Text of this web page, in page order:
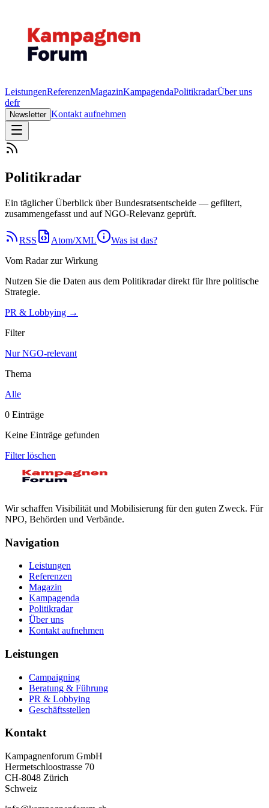
LeistungenReferenzenMagazinKampagendaPolitikradarÜber uns
defr
Newsletter Kontakt aufnehmen
Politikradar
Ein täglicher Überblick über Bundesratsentscheide — gefiltert,
zusammengefasst und auf NGO-Relevanz geprüft.
RSS Atom/XML
Was ist das?
Vom Radar zur Wirkung
Nutzen Sie die Daten aus dem Politikradar direkt für Ihre politische
Strategie.
PR & Lobbying →
Filter
Nur NGO-relevant
Thema
Alle
0 Einträge
Keine Einträge gefunden
Filter löschen
Wir schaffen Visibilität und Mobilisierung für den guten Zweck. Für
NPO, Behörden und Verbände.
Navigation
Leistungen
Referenzen
Magazin
Kampagenda
Politikradar
Über uns
Kontakt aufnehmen
Leistungen
Campaigning
Beratung & Führung
PR & Lobbying
Geschäftsstellen
Kontakt
Kampagnenforum GmbH
Hermetschloostrasse 70
CH-8048 Zürich
Schweiz